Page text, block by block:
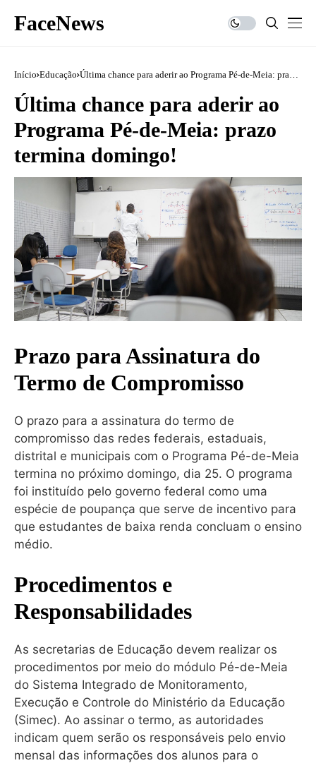
FaceNews
Início Educação Última chance para aderir ao Programa Pé-de-Meia: prazo
Última chance para aderir ao
Programa Pé-de-Meia: prazo
termina domingo!
Prazo para Assinatura do
Termo de Compromisso
O prazo para a assinatura do termo de
compromisso das redes federais, estaduais,
distrital e municipais com o Programa Pé-de-Meia
termina no próximo domingo, dia 25. O programa
foi instituído pelo governo federal como uma
espécie de poupança que serve de incentivo para
que estudantes de baixa renda concluam o ensino
médio.
Procedimentos e
Responsabilidades
As secretarias de Educação devem realizar os
procedimentos por meio do módulo Pé-de-Meia
do Sistema Integrado de Monitoramento,
Execução e Controle do Ministério da Educação
(Simec). Ao assinar o termo, as autoridades
indicam quem serão os responsáveis pelo envio
mensal das informações dos alunos para o